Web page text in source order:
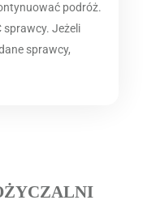
podróż.
sprawcy. Jeżeli
sprawcy,